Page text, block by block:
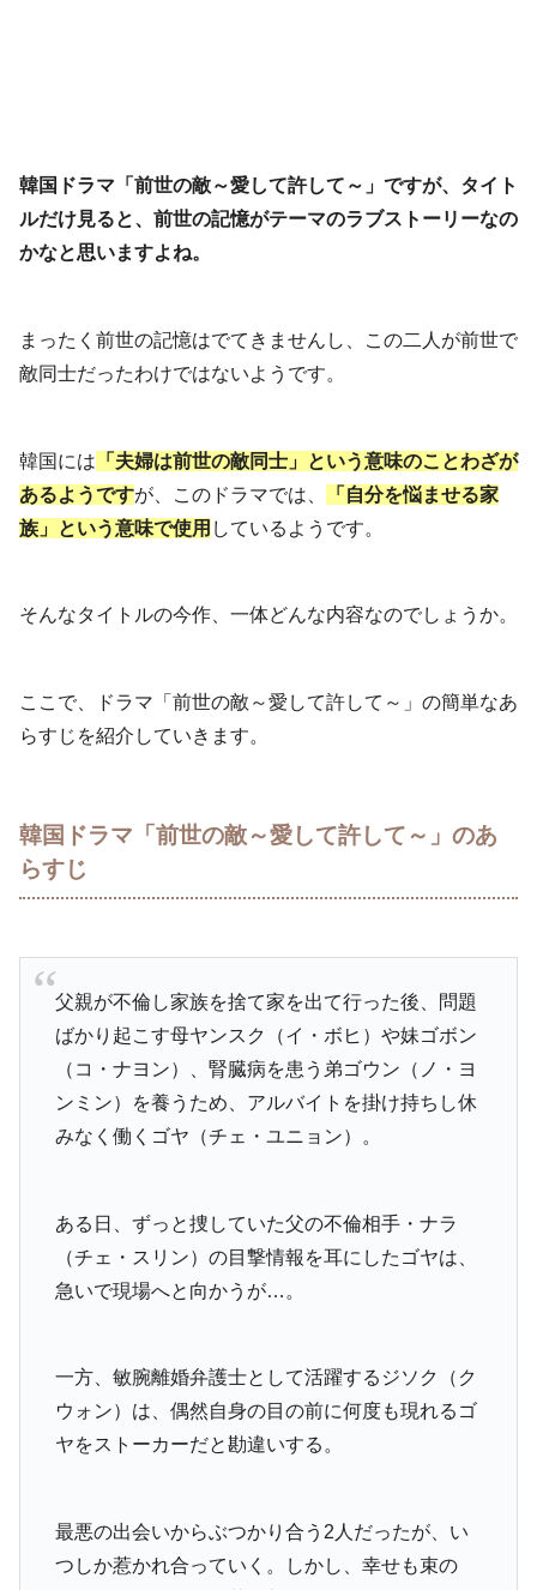
韓国ドラマ「前世の敵～愛して許して～」ですが、タイト
ルだけ見ると、前世の記憶がテーマのラブストーリーなの
かなと思いますよね。
まったく前世の記憶はでてきませんし、この二人が前世で
敵同士だったわけではないようです。
韓国には 「夫婦は前世の敵同士」という意味のことわざが
あるようですが、このドラマでは、
「自分を悩ませる家
族」という意味で使用 しているようです。
そんなタイトルの今作、一体どんな内容なのでしょうか。
ここで、ドラマ「前世の敵～愛して許して～」の簡単なあ
らすじを紹介していきます。
韓国ドラマ「前世の敵～愛して許して～」のあ
らすじ
父親が不倫し家族を捨て家を出て行った後、問題
ばかり起こす母ヤンスク（イ・ボヒ）や妹ゴボン
（コ・ナヨン）、腎臓病を患う弟ゴウン（ノ・ヨ
ンミン）を養うため、アルバイトを掛け持ちし休
みなく働くゴヤ（チェ・ユニョン）。
ある日、ずっと捜していた父の不倫相手・ナラ
（チェ・スリン）の目撃情報を耳にしたゴヤは、
急いで現場へと向かうが…。
一方、敏腕離婚弁護士として活躍するジソク（ク
ウォン）は、偶然自身の目の前に何度も現れるゴ
ヤをストーカーだと勘違いする。
最悪の出会いからぶつかり合う2人だったが、い
つしか惹かれ合っていく。しかし、幸せも束の